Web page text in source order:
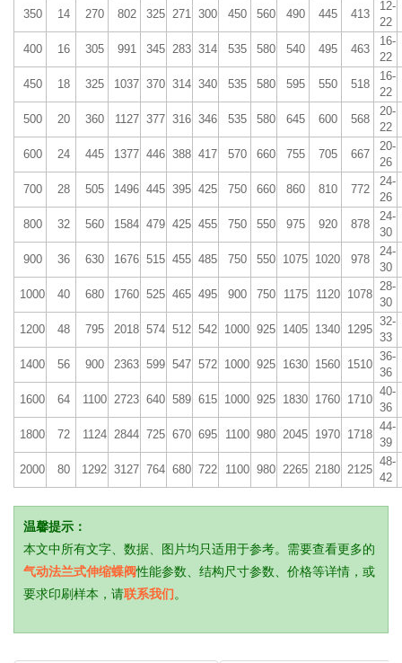
350
14 270 802 325 271 300 450 560 490 445 413
12-
22
400
16 305 991 345 283 314 535 580 540 495 463
16-
22
450
18 325 1037 370 314 340 535 580 595 550 518
16-
22
500
20 360 1127 377 316 346 535 580 645 600 568
20-
22
600
24 445 1377 446 388 417 570 660 755 705 667
20-
26
700
28 505 1496 445 395 425 750 660 860 810 772
24-
26
800
32 560 1584 479 425 455 750 550 975 920 878
24-
30
900
36 630 1676 515 455 485 750 550 1075 1020 978
24-
30
1000
40 680 1760 525 465 495 900 750 1175 1120 1078
28-
30
1200
48 795 2018 574 512 542 1000 925 1405 1340 1295
32-
33
1400
56 900 2363 599 547 572 1000 925 1630 1560 1510
36-
36
1600
64 1100 2723 640 589 615 1000 925 1830 1760 1710
40-
36
1800
72 1124 2844 725 670 695 1100 980 2045 1970 1718
44-
39
2000
80 1292 3127 764 680 722 1100 980 2265 2180 2125
48-
42
温馨提示：
本文中所有文字、数据、图片均只适用于参考。需要查看更多的
气动法兰式伸缩蝶阀性能参数、结构尺寸参数、价格等详情，或
要求印刷样本，请联系我们 。